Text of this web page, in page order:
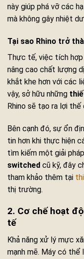
này giúp phá vỡ các
mà không gây nhiệt
Tại sao Rhino trở
Thực tế, việc tích hợp
nâng cao chất lượng
khắt khe hơn với các
vậy, sở hữu những
Rhino sẽ tạo ra lợi
Bên cạnh đó, sự ổn
tin hơn khi thực hiện
tìm kiếm một giải
switched cũ kỹ, đây
tham khảo thêm tại
thị trường.
2. Cơ chế hoạt
tế
Khả năng xử lý mực
mạnh mẽ. Máy có thể